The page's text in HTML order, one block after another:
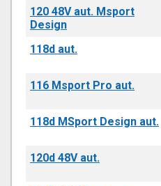
120 48V aut. Msport
Design
118d aut.
116 Msport Pro aut.
118d MSport Design aut.
120d 48V aut.